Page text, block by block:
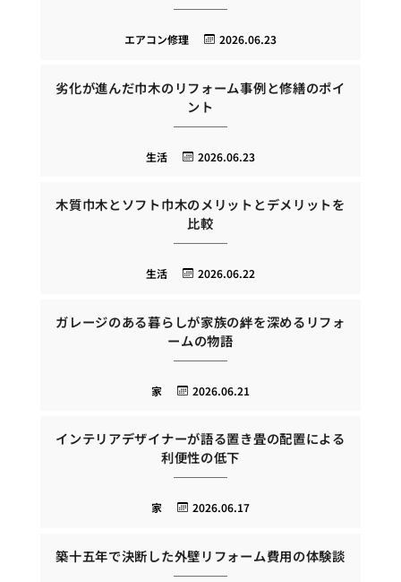
2026.06.23
エアコン修理
劣化が進んだ巾木のリフォーム事例と修繕のポイ
ント
2026.06.23
生活
木質巾木とソフト巾木のメリットとデメリットを
比較
2026.06.22
生活
ガレージのある暮らしが家族の絆を深めるリフォ
ームの物語
2026.06.21
家
インテリアデザイナーが語る置き畳の配置による
利便性の低下
2026.06.17
家
築十五年で決断した外壁リフォーム費用の体験談